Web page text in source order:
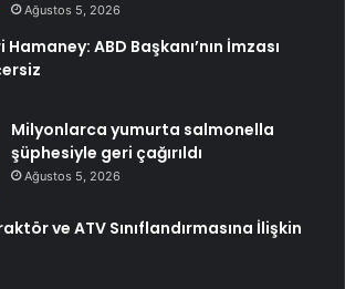
Ağustos 5, 2026
Hamaney: ABD Başkanı’nın İmzası
Milyonlarca yumurta salmonella
şüphesiyle geri çağırıldı
Ağustos 5, 2026
ve ATV Sınıflandırmasına İlişkin